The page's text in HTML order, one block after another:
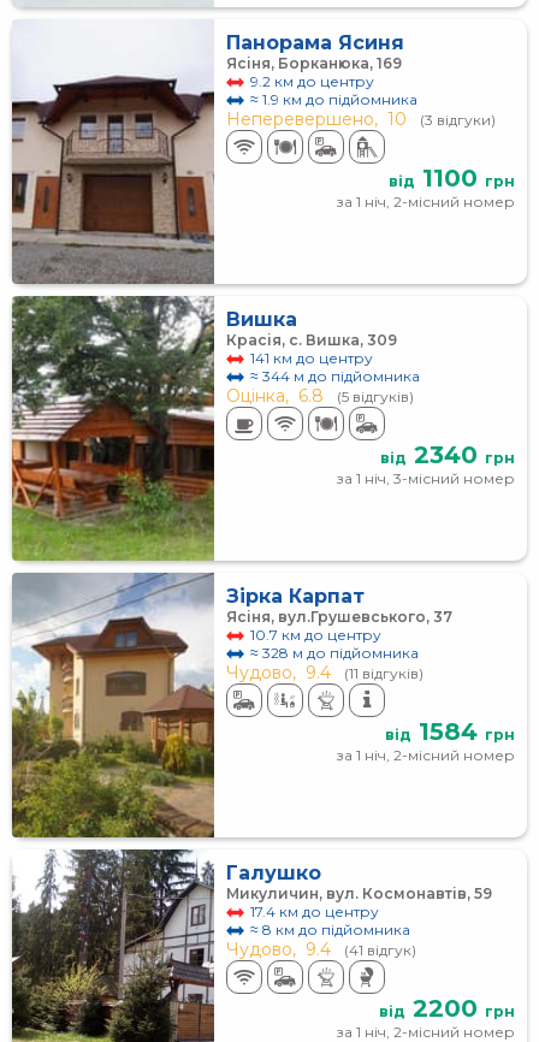
Панорама Ясиня
Ясіня, Борканюка, 169
9.2 км до центру
≈ 1.9 км до підйомника
Неперевершено, 10 (3 відгуки)
від 1100 грн
за 1 ніч, 2-місний номер
Вишка
Красія, с. Вишка, 309
141 км до центру
≈ 344 м до підйомника
Оцінка, 6.8 (5 відгуків)
від 2340 грн
за 1 ніч, 3-місний номер
Зірка Карпат
Ясіня, вул.Грушевського, 37
10.7 км до центру
≈ 328 м до підйомника
Чудово, 9.4 (11 відгуків)
від 1584 грн
за 1 ніч, 2-місний номер
Галушко
Микуличин, вул. Космонавтів, 59
17.4 км до центру
≈ 8 км до підйомника
Чудово, 9.4 (41 відгук)
від 2200 грн
за 1 ніч, 2-місний номер